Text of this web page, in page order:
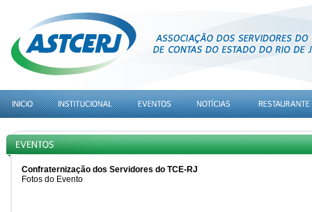
Confraternização dos Servidores do TCE-RJ
Fotos do Evento